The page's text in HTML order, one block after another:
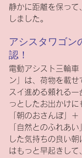
静かに距離を保って
しました。
アシスタワゴン
認！
電動アシスト三輪車
ン」は、荷物を載せ
スイ進める頼れる一
っとしたお出かけに
「朝のおさんぽ」
「自然とのふれあ
した気持ちの良い
はもっと早起きして